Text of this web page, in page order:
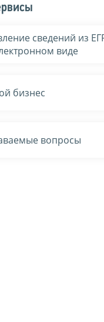
сведений из
виде
бизнес
вопросы